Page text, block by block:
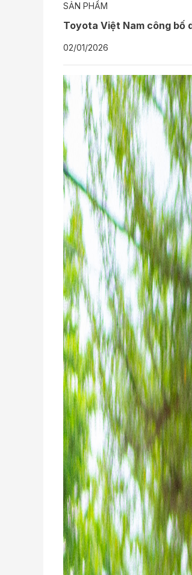
SẢN PHẨM
Toyota Việt Nam công bố
02/01/2026